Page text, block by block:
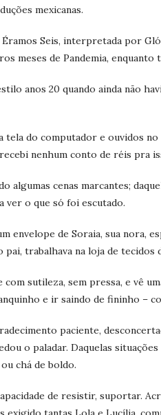
mexicanas.
Seis, interpretada por
meses de Pandemia, enquanto
anos 20 quando ainda não
tela do computador e ouvidos
nenhum conto de réis pra
algumas cenas marcantes;
ver o que só foi escutado.
envelope de Soraia, sua nora,
trabalhava na loja de tecidos
sutileza, sem pressa, e vê
e ir saindo de fininho –
paciente,
o paladar. Daquelas situações
chá de boldo.
de resistir, suportar.